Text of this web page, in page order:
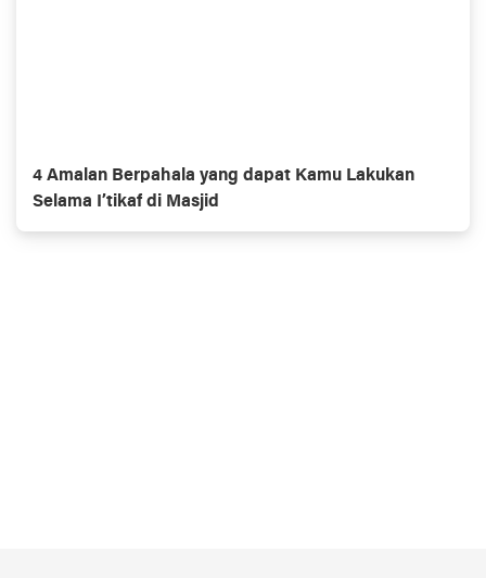
4 Amalan Berpahala yang dapat Kamu Lakukan
Selama I’tikaf di Masjid